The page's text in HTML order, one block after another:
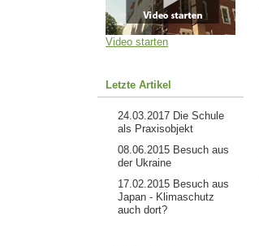
Video starten
Letzte Artikel
24.03.2017 Die Schule
als Praxisobjekt
08.06.2015 Besuch aus
der Ukraine
17.02.2015 Besuch aus
Japan - Klimaschutz
auch dort?